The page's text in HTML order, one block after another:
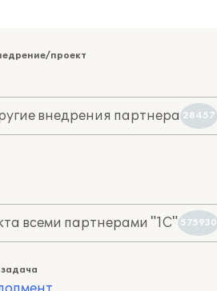
проект
внедрения партнера 28457
всеми партнерами "1С" 575930